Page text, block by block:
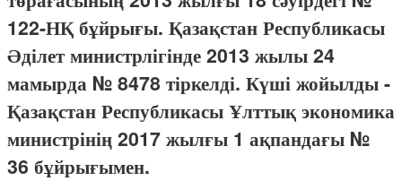
122-НҚ бұйрығы. Қазақстан Республикасы
Әділет министрлігінде 2013 жылы 24
мамырда № 8478 тіркелді. Күші жойылды -
Қазақстан Республикасы Ұлттық экономика
министрінің 2017 жылғы 1 ақпандағы №
36 бұйрығымен.